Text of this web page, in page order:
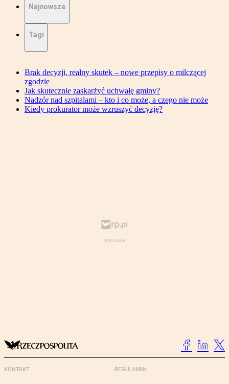
Najnowsze
Tagi
Brak decyzji, realny skutek – nowe przepisy o milczącej
zgodzie
Jak skutecznie zaskarżyć uchwałę gminy?
Nadzór nad szpitalami – kto i co może, a czego nie może
Kiedy prokurator może wzruszyć decyzję?
KONTAKT REGULAMIN